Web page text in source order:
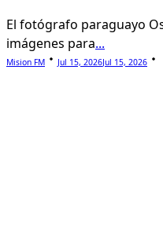
El fotógrafo paraguayo
imágenes para...
Mision FM Jul 15, 2026Jul 15, 2026